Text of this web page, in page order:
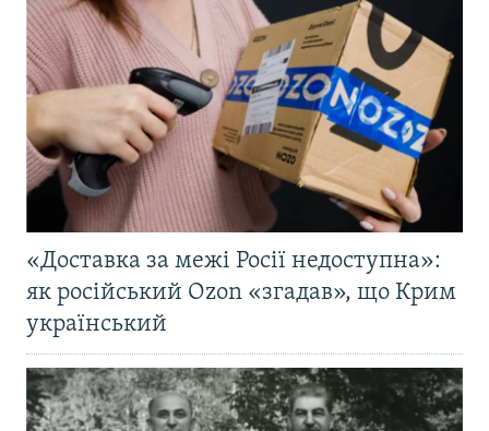
«Доставка за межі Росії недоступна»:
як російський Ozon «згадав», що Крим
український